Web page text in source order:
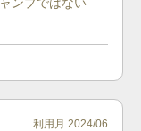
利用月 2024/06